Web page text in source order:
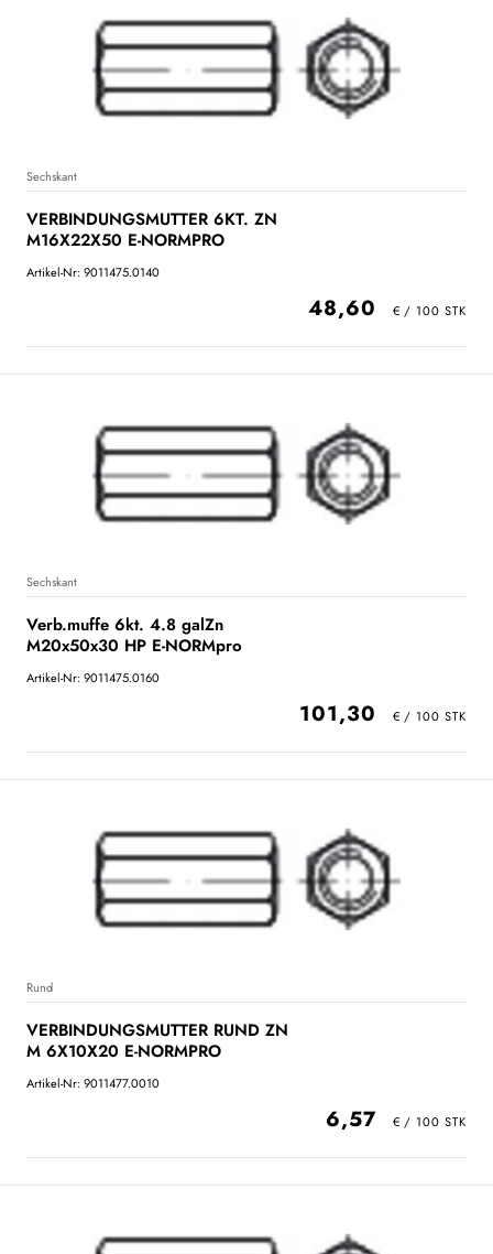
Sechskant
VERBINDUNGSMUTTER 6KT. ZN
M16X22X50 E-NORMPRO
Artikel-Nr: 9011475.0140
48,60
Sechskant
Verb.muffe 6kt. 4.8 galZn
M20x50x30 HP E-NORMpro
Artikel-Nr: 9011475.0160
101,30
Rund
VERBINDUNGSMUTTER RUND ZN
M 6X10X20 E-NORMPRO
Artikel-Nr: 9011477.0010
6,57